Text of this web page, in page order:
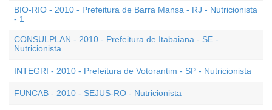
BIO-RIO - 2010 - Prefeitura de Barra Mansa - RJ - Nutricionista
- 1
CONSULPLAN - 2010 - Prefeitura de Itabaiana - SE -
Nutricionista
INTEGRI - 2010 - Prefeitura de Votorantim - SP - Nutricionista
FUNCAB - 2010 - SEJUS-RO - Nutricionista